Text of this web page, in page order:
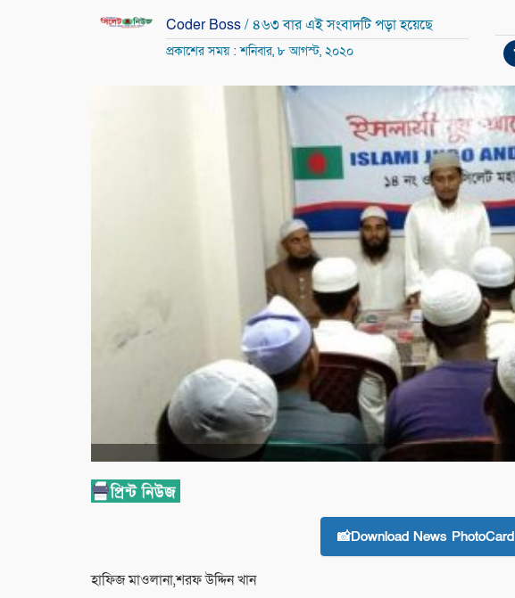
Coder Boss/ ৪৬৩ বার এই সংবাদটি পড়া হয়েছে
প্রকাশের সময় : শনিবার, ৮ আগস্ট, ২০২০
📸Download News PhotoCard
হাফিজ মাওলানা,শরফ উদ্দিন খান